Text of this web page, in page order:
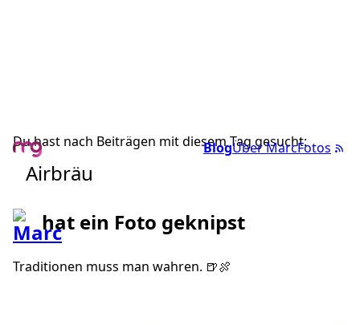
BlogÜber MarcFotos
Du hast nach Beiträgen mit diesem Tag gesucht:
Airbräu
hat ein Foto geknipst
Traditionen muss man wahren. 🍺🍖